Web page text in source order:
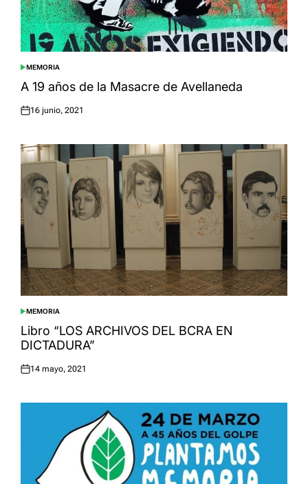
POSTED
IN
MEMORIA
A 19 años de la Masacre de Avellaneda
Posted
16 junio, 2021
POSTED
IN
MEMORIA
Libro “LOS ARCHIVOS DEL BCRA EN
DICTADURA”
Posted
14 mayo, 2021